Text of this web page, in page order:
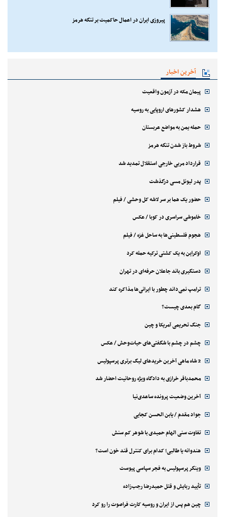
پیروزی ایران در اعمال حاکمیت بر تنگه هرمز
آخرین اخبار
پیمان مکه در آزمون واقعیت
هشدار کشورهای اروپایی به روسیه
حمله یمن به مواضع عربستان
شروط باز شدن تنگه هرمز
قرارداد مربی خارجی استقلال تمدید شد
پدر لیونل مسی درگذشت
حضور یک هما بر سر لاشه‌ کل وحشی / فیلم
خاموشی سراسری در کوبا / عکس
هجوم فلسطینی‌ها به ساحل غزه / فیلم
اوکراین به یک کشتی ترکیه حمله کرد
دستگیری باند جاعلان حرفه‌ای در تهران
ترامپ نمی‌داند چطور با ایرانی‌ها مذاکره کند
گام بعدی چیست؟
جنگ تحریمی آمریکا و چین
چشم در چشم با شگفتی‌های حیات‌وحش / عکس
2 شاه ماهی آخرین خریدهای لیگ برتری پرسپولیس
محمدباقر خرازی به دادگاه ویژه روحانیت احضار شد
آخرین وضعیت پرونده ساعدی‌نیا
جواد مقدم / یابن الحسن کجایی
تفاوت سنی الهام حمیدی با شوهر کم سنش
هندوانه یا طالبی؛ کدام‌ برای کنترل قند خون است؟
وینگر پرسپولیس به فجر سپاسی پیوست
تأیید ربایش و قتل حمیدرضا رجب‌زاده
چین هم پس از ایران و روسیه کارت فراصوت را رو کرد